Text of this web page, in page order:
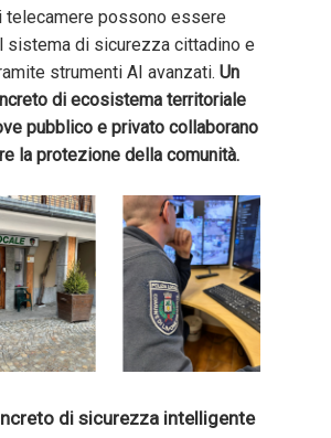
telecamere possono essere
sistema di sicurezza cittadino e
strumenti AI avanzati. Un
di ecosistema territoriale
pubblico e privato collaborano
la protezione della comunità.
di sicurezza intelligente